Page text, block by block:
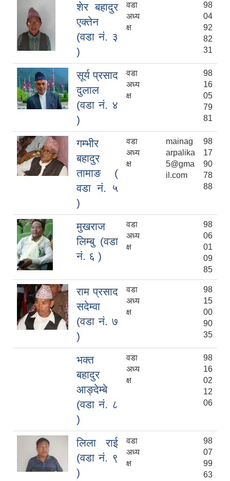
शेर बहादुर
एक्तेन
(वडा नं. ३
)
वडा
अध्य
क्ष
98
04
92
82
31
सूर्य प्रसाद
दुलाल
(वडा नं. ४
)
वडा
अध्य
क्ष
98
16
05
79
81
गम्भीर
बहादुर
तामाङ (
वडा नं. ५
)
वडा
अध्य
क्ष
mainag
arpalika
5@gma
il.com
98
17
90
78
88
मुखराज
लिम्बु (वडा
नं. ६ )
वडा
अध्य
क्ष
98
06
01
09
85
राम प्रसाद
सदेम्वा
(वडा नं. ७
)
वडा
अध्य
क्ष
98
15
00
90
35
भक्त
बहादुर
आङ्देम्बे
(वडा नं. ८
)
वडा
अध्य
क्ष
98
16
02
12
06
लिला राई
(वडा नं. ९
)
वडा
अध्य
क्ष
98
07
99
63